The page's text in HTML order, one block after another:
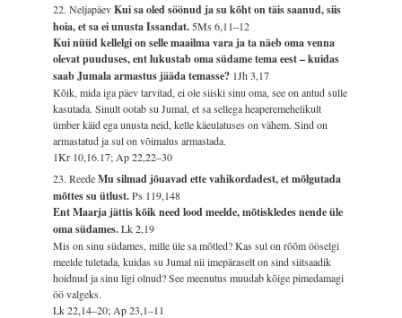
22. NeljapäevKui sa oled söönud ja su kõht on täis saanud, siis
hoia, et sa ei unusta Issandat.5Ms 6,11–12
Kui nüüd kellelgi on selle maailma vara ja ta näeb oma venna
olevat puuduses, ent lukustab oma südame tema eest – kuidas
saab Jumala armastus jääda temasse? 1Jh 3,17
Kõik, mida iga päev tarvitad, ei ole siiski sinu oma, see on antud sulle
kasutada. Sinult ootab su Jumal, et sa sellega heaperemehelikult
ümber käid ega unusta neid, kelle käeulatuses on vähem. Sind on
armastatud ja sul on võimalus armastada.
1Kr 10,16.17; Ap 22,22–30
23. ReedeMu silmad jõuavad ette vahikordadest, et mõlgutada
mõttes su ütlust.Ps 119,148
Ent Maarja jättis kõik need lood meelde, mõtiskledes nende üle
oma südames.Lk 2,19
Mis on sinu südames, mille üle sa mõtled? Kas sul on rõõm ööselgi
meelde tuletada, kuidas su Jumal nii imepäraselt on sind siitsaadik
hoidnud ja sinu ligi olnud? See meenutus muudab kõige pimedamagi
öö valgeks.
Lk 22,14–20; Ap 23,1–11